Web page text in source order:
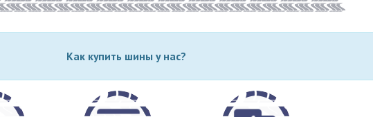
Как купить шины у нас?